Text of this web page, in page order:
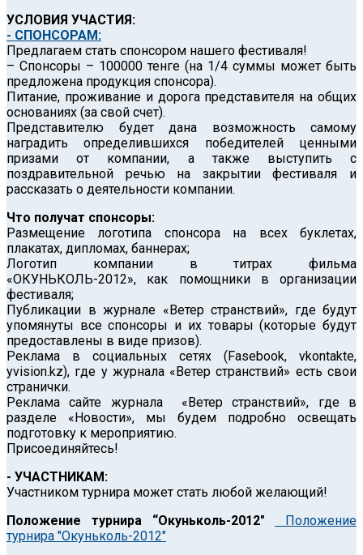
УСЛОВИЯ УЧАСТИЯ:
- СПОНСОРАМ:
Предлагаем стать спонсором нашего фестиваля!
– Спонсоры – 100000 тенге (на 1/4 суммы может быть
предложена продукция спонсора).
Питание, проживание и дорога представителя на общих
основаниях (за свой счет).
Представителю будет дана возможность самому
наградить определившихся победителей ценными
призами от компании, а также выступить с
поздравительной речью на закрытии фестиваля и
рассказать о деятельности компании.
Что получат спонсоры:
Размещение логотипа спонсора на всех буклетах,
плакатах, дипломах, баннерах;
Логотип компании в титрах фильма
«ОКУНЬКОЛЬ-2012», как помощники в организации
фестиваля;
Публикации в журнале «Ветер странствий», где будут
упомянуты все спонсоры и их товары (которые будут
предоставлены в виде призов).
Реклама в социальных сетях (Fasebook, vkontakte,
yvision.kz), где у журнала «Ветер странствий» есть свои
странички.
Реклама сайте журнала «Ветер странствий», где в
разделе «Новости», мы будем подробно освещать
подготовку к мероприятию.
Присоединяйтесь!
- УЧАСТНИКАМ:
Участником турнира может стать любой желающий!
Положение турнира “Окуньколь-2012″
Положение
турнира "Окуньколь-2012"